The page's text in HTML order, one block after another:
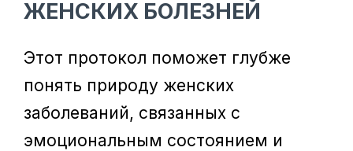
ЖЕНСКИХ БОЛЕЗНЕЙ
Этот протокол поможет глубже
понять природу женских
заболеваний, связанных с
эмоциональным состоянием и